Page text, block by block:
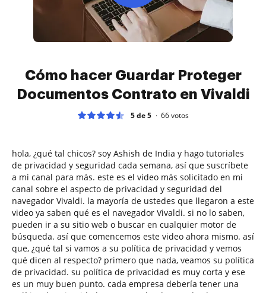
Cómo hacer Guardar Proteger
Documentos Contrato en Vivaldi
5 de 5 66votos
hola, ¿qué tal chicos? soy Ashish de India y hago tutoriales
de privacidad y seguridad cada semana, así que suscríbete
a mi canal para más. este es el video más solicitado en mi
canal sobre el aspecto de privacidad y seguridad del
navegador Vivaldi. la mayoría de ustedes que llegaron a este
video ya saben qué es el navegador Vivaldi. si no lo saben,
pueden ir a su sitio web o buscar en cualquier motor de
búsqueda. así que comencemos este video ahora mismo. así
que, ¿qué tal si vamos a su política de privacidad y vemos
qué dicen al respecto? primero que nada, veamos su política
de privacidad. su política de privacidad es muy corta y ese
es un muy buen punto. cada empresa debería tener una